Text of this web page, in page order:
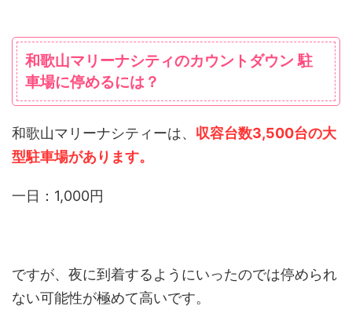
和歌山マリーナシティのカウントダウン 駐
車場に停めるには？
和歌山マリーナシティーは、 収容台数3,500台の大
型駐車場があります。
一日：1,000円
ですが、夜に到着するようにいったのでは停められ
ない可能性が極めて高いです。